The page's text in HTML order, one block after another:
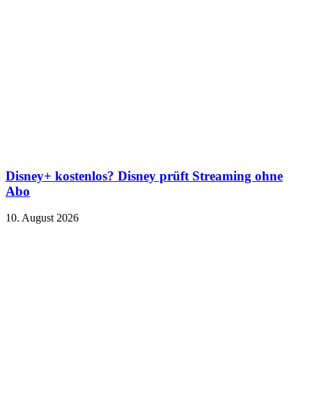
Disney+ kostenlos? Disney prüft Streaming ohne
Abo
10. August 2026